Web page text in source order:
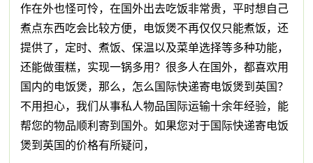
作在外也怪可怜，在国外出去吃饭非常贵，平时想自己
煮点东西吃会比较方便，电饭煲不再仅仅只能煮饭，还
提供了，定时、煮饭、保温以及菜单选择等多种功能，
还能做蛋糕，实现一锅多用？很多人在国外，都喜欢用
国内的电饭煲，那么，怎么国际快递寄电饭煲到英国？
不用担心，我们从事私人物品国际运输十余年经验，能
帮您的物品顺利寄到国外。如果您对于国际快递寄电饭
煲到英国的价格有所疑问，